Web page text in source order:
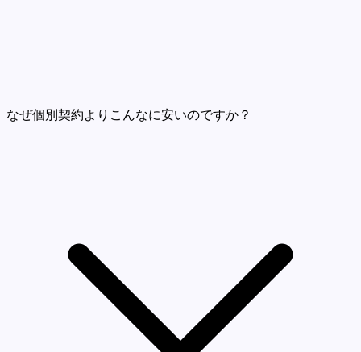
なぜ個別契約よりこんなに安いのですか？